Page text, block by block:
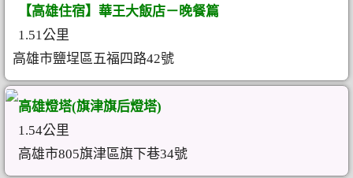
【高雄住宿】華王大飯店－晚餐篇
1.51公里
高雄市鹽埕區五福四路42號
高雄燈塔(旗津旗后燈塔)
1.54公里
高雄市805旗津區旗下巷34號